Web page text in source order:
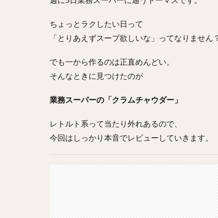
ちょっとラクしたい日って
「とりあえずスープ欲しいな」ってなりません
でも一から作るのは正直めんどい。
そんなときに見つけたのが
業務スーパーの「クラムチャウダー」
レトルト系って当たり外れあるので、
今回はしっかり本音でレビューしていきます。